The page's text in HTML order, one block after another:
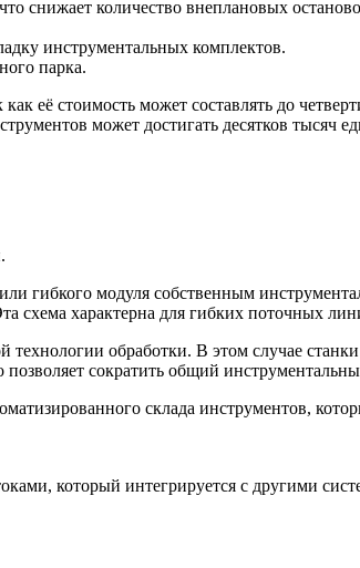
снижает количество внеплановых
инструментальных комплектов.
парка.
её стоимость может составлять до
может достигать десятков тысяч
гибкого модуля собственным
схема характерна для гибких поточных
обработки. В этом случае
сократить общий
склада инструментов,
который интегрируется с другими